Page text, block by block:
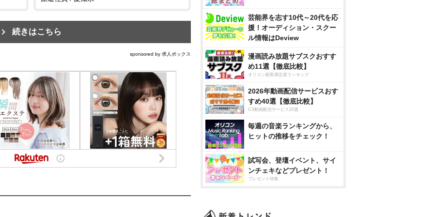
続きはこちら
sponsored by 求人ボックス
芸能界を志す10代～20代を応
援！オーディション・スクー
ル情報はDeview
漫画読み放題サブスクおすす
め11選【徹底比較】
オリコン顧客満足度ランキング
2026年動画配信サービスおす
すめ40選【徹底比較】
CS動画配信サービス20選
毎週の音楽ランキングから、
ヒットの推移をチェック！
試写会、登壇イベント、サイ
ンチェキなどプレゼント！
プレゼント特集